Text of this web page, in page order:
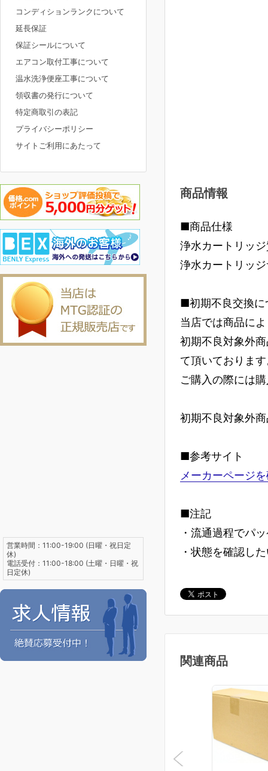
商品情報
■商品仕様
浄水カートリッ
浄水カートリッ
■初期不良交換に
当店では商品に
初期不良対象外
て頂いておりま
ご購入の際には
初期不良対象外
■参考サイト
メーカーページ
■注記
・流通過程でパ
・状態を確認し
関連商品
コンディションランクについて
延長保証
保証シールについて
エアコン取付工事について
温水洗浄便座工事について
領収書の発行について
特定商取引の表記
プライバシーポリシー
サイトご利用にあたって
営業時間：11:00-19:00 (日曜・祝日定
休)
電話受付：11:00-18:00 (土曜・日曜・祝
日定休)